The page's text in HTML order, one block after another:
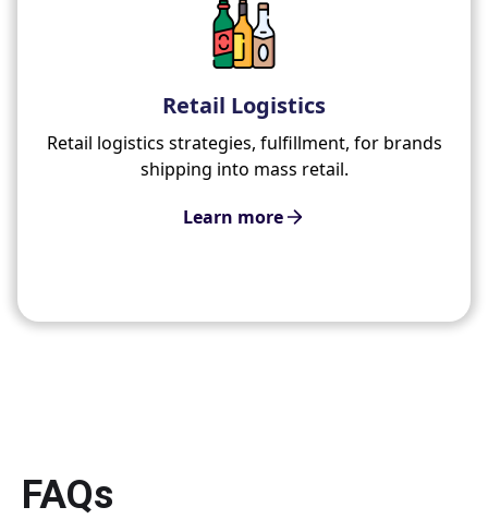
Retail Logistics
Retail logistics strategies, fulfillment, for brands
shipping into mass retail.
Learn more
FAQs